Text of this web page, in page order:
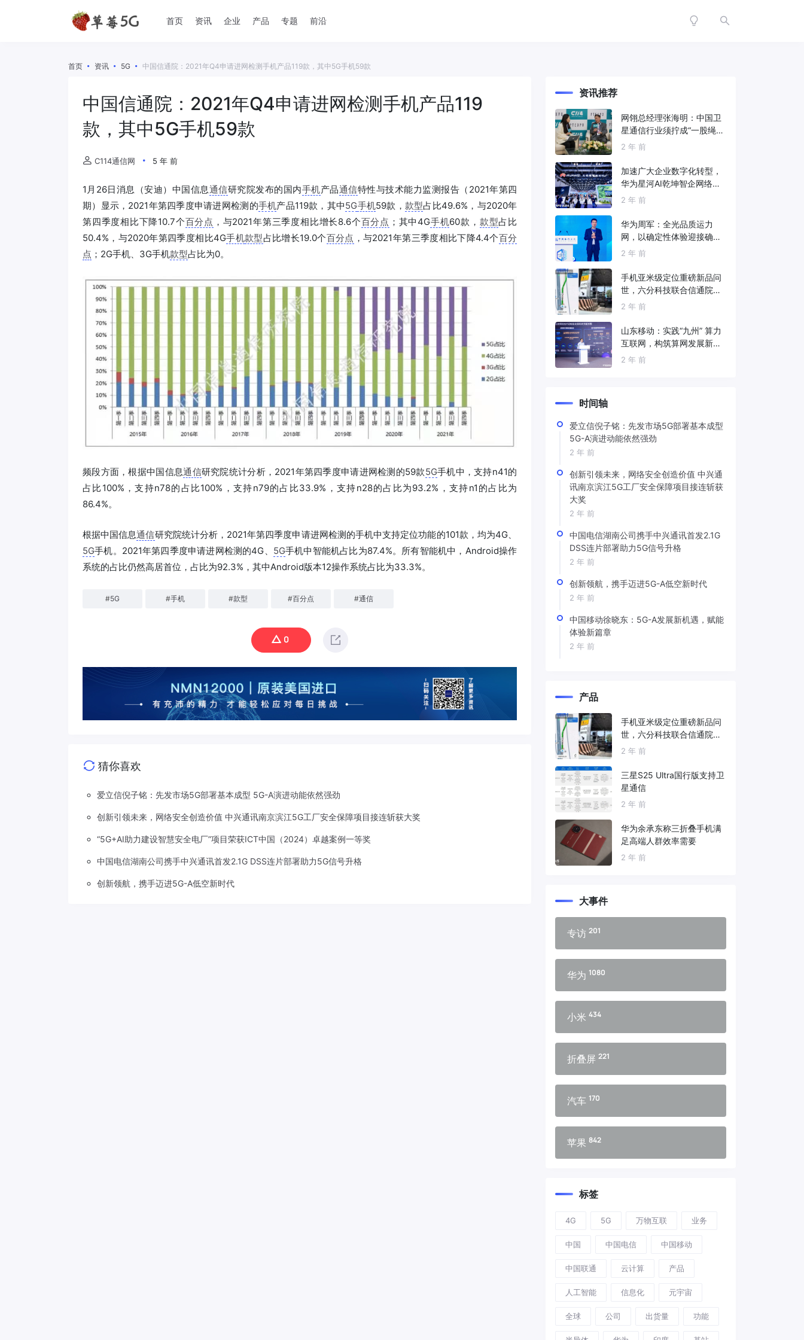
首页 资讯 企业 产品 专题 前沿
首页 资讯 5G 中国信通院：2021年Q4申请进网检测手机产品119款，其中5G手机59款
中国信通院：2021年Q4申请进网检测手机产品119
款，其中5G手机59款
C114通信网 5 年 前
1月26日消息（安迪）中国信息通信研究院发布的国内手机产品通信特性与技术能力监测报告（2021年第四
期）显示，2021年第四季度申请进网检测的手机产品119款，其中5G手机59款， 款型占比49.6%，与2020年
第四季度相比下降10.7个百分点 ，与2021年第三季度相比增长8.6个百分点 ；其中4G手机60款， 款型占比
50.4%，与2020年第四季度相比4G手机款型占比增长19.0个百分点 ，与2021年第三季度相比下降4.4个百分
点 ；2G手机、3G手机款型占比为0。
频段方面，根据中国信息通信研究院统计分析，2021年第四季度申请进网检测的59款5G手机中，支持n41的
占比100%，支持n78的占比100%，支持n79的占比33.9%，支持n28的占比为93.2%，支持n1的占比为
86.4%。
根据中国信息通信研究院统计分析，2021年第四季度申请进网检测的手机中支持定位功能的101款，均为4G、
5G手机。2021年第四季度申请进网检测的4G、 5G手机中智能机占比为87.4%。所有智能机中，Android操作
系统的占比仍然高居首位，占比为92.3%，其中Android版本12操作系统占比为33.3%。
#5G #手机 #款型 #百分点 #通信
0
猜你喜欢
爱立信倪子铭：先发市场5G部署基本成型 5G-A演进动能依然强劲
创新引领未来，网络安全创造价值 中兴通讯南京滨江5G工厂安全保障项目接连斩获大奖
“5G+AI助力建设智慧安全电厂”项目荣获ICT中国（2024）卓越案例一等奖
中国电信湖南公司携手中兴通讯首发2.1G DSS连片部署助力5G信号升格
创新领航，携手迈进5G-A低空新时代
资讯推荐
网翎总经理张海明：中国卫
星通信行业须拧成“一股绳”
共同打造垂直产业链
2 年 前
加速广大企业数字化转型，
华为星河AI乾坤智企网络解
决方案亮相2024中国国际信
2 年 前
华为周军：全光品质运力
网，以确定性体验迎接确定
性的智能时代
2 年 前
手机亚米级定位重磅新品问
世，六分科技联合信通院发
布免费服务
2 年 前
山东移动：实践“九州” 算力
互联网，构筑算网发展新底
座
2 年 前
时间轴
爱立信倪子铭：先发市场5G部署基本成型
5G-A演进动能依然强劲
2 年 前
创新引领未来，网络安全创造价值 中兴通
讯南京滨江5G工厂安全保障项目接连斩获
大奖
2 年 前
中国电信湖南公司携手中兴通讯首发2.1G
DSS连片部署助力5G信号升格
2 年 前
创新领航，携手迈进5G-A低空新时代
2 年 前
中国移动徐晓东：5G-A发展新机遇，赋能
体验新篇章
2 年 前
产品
手机亚米级定位重磅新品问
世，六分科技联合信通院发
布免费服务
2 年 前
三星S25 Ultra国行版支持卫
星通信
2 年 前
华为余承东称三折叠手机满
足高端人群效率需要
2 年 前
大事件
专访 201
华为 1080
小米 434
折叠屏 221
汽车 170
苹果 842
标签
4G 5G 万物互联 业务
中国 中国电信 中国移动
中国联通 云计算 产品
人工智能 信息化 元宇宙
全球 公司 出货量 功能